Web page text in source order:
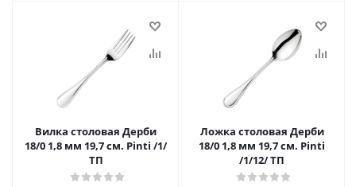
Вилка столовая Дерби
18/0 1,8 мм 19,7 см. Pinti /1/
ТП
Ложка столовая Дерби
18/0 1,8 мм 19,7 см. Pinti
/1/12/ ТП